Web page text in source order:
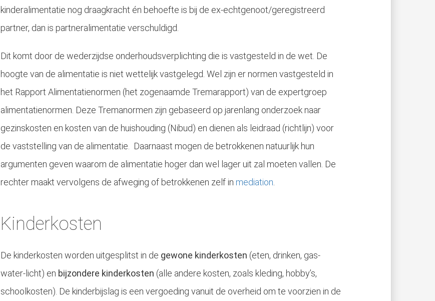
kinderalimentatie nog draagkracht én behoefte is bij de ex-echtgenoot/geregistreerd
partner, dan is partneralimentatie verschuldigd.
Dit komt door de wederzijdse onderhoudsverplichting die is vastgesteld in de wet. De
hoogte van de alimentatie is niet wettelijk vastgelegd. Wel zijn er normen vastgesteld in
het Rapport Alimentatienormen (het zogenaamde Tremarapport) van de expertgroep
alimentatienormen. Deze Tremanormen zijn gebaseerd op jarenlang onderzoek naar
gezinskosten en kosten van de huishouding (Nibud) en dienen als leidraad (richtlijn) voor
de vaststelling van de alimentatie. Daarnaast mogen de betrokkenen natuurlijk hun
argumenten geven waarom de alimentatie hoger dan wel lager uit zal moeten vallen. De
rechter maakt vervolgens de afweging of betrokkenen zelf in mediation
Kinderkosten
De kinderkosten worden uitgesplitst in de gewone kinderkosten (eten, drinken, gas-
water-licht) en bijzondere kinderkosten (alle andere kosten, zoals kleding, hobby’s,
schoolkosten). De kinderbijslag is een vergoeding vanuit de overheid om te voorzien in de